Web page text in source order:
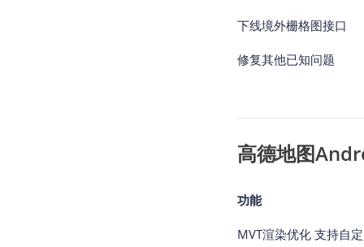
下线境外栅格图接口
修复其他已知问题
高德地图
功能
MVT渲染优化 支持自